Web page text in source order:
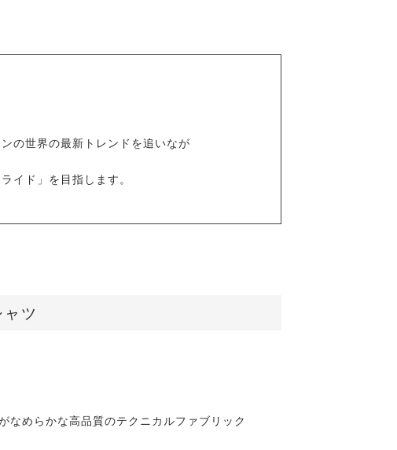
の世界の最新トレンドを追いなが
イド」を目指します。
ツ
なめらかな高品質のテクニカルファブリック